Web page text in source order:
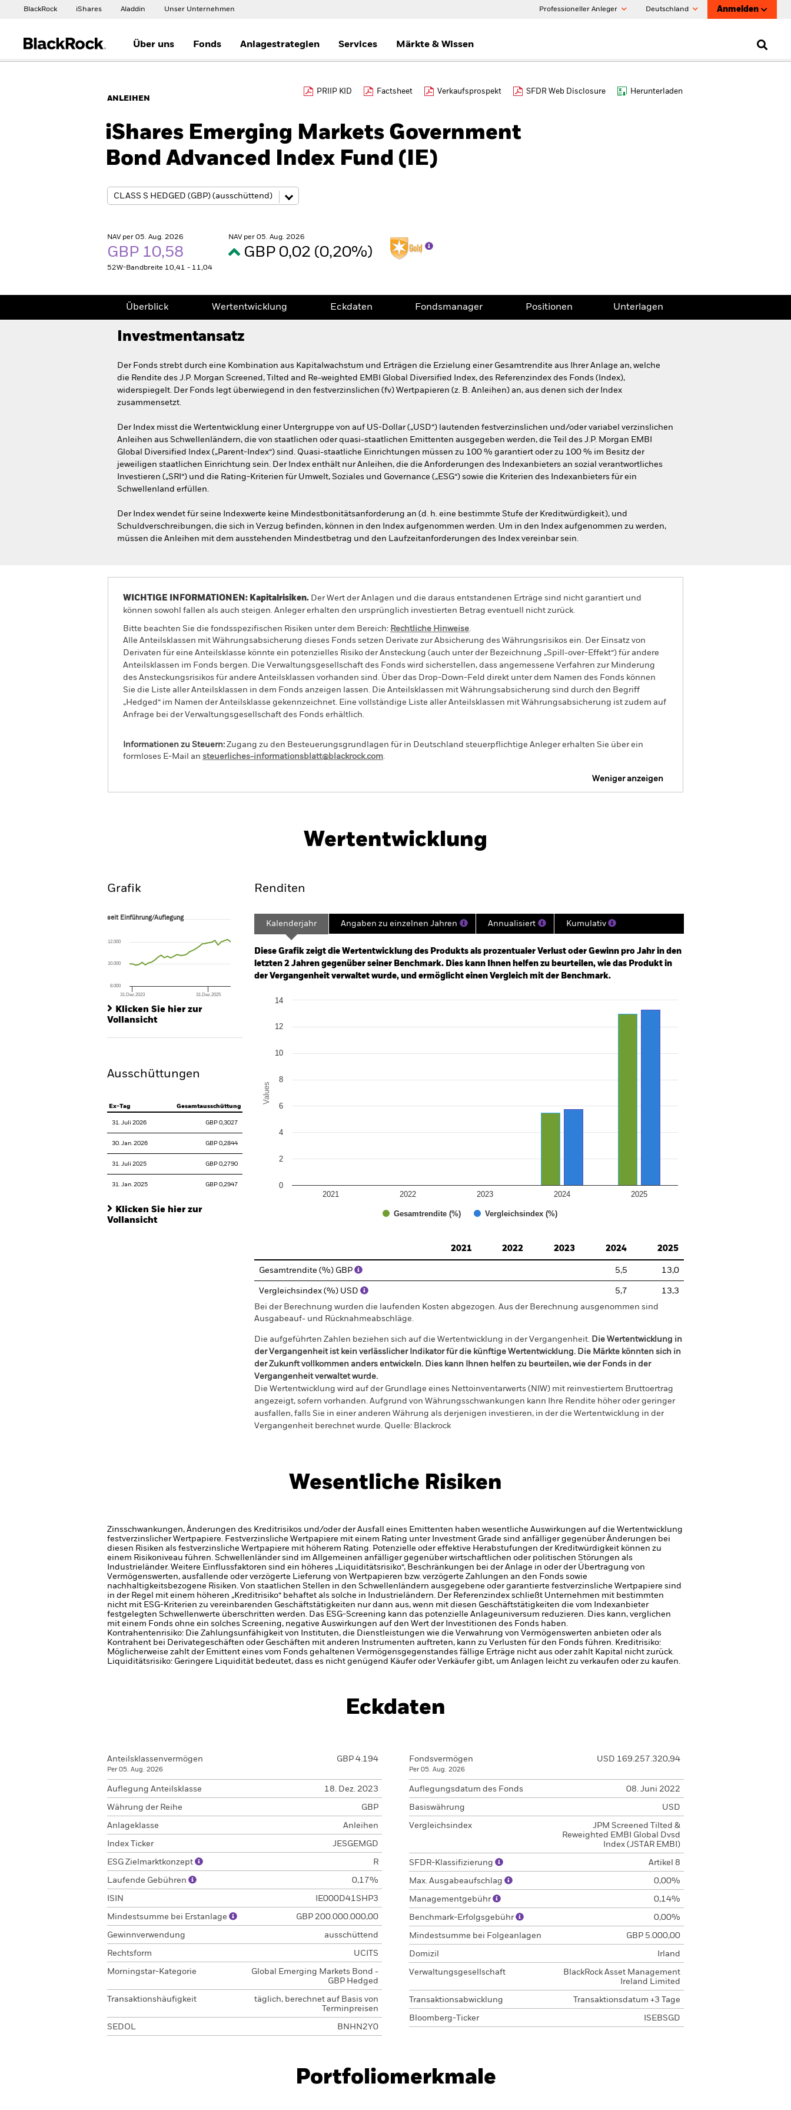
BlackRock iShares Aladdin Unser Unternehmen Professioneller Anleger Deutschland Anmelden
Über uns Fonds Anlagestrategien Services Märkte & Wissen
ANLEIHEN
PRIIP KID Factsheet Verkaufsprospekt SFDR Web Disclosure Herunterladen
iShares Emerging Markets Government
Bond Advanced Index Fund (IE)
NAV per 05. Aug. 2026
GBP 10,58
52W-Bandbreite 10,41 - 11,04
NAV per 05. Aug. 2026
GBP 0,02 (0,20%)
Überblick Wertentwicklung Eckdaten Fondsmanager Positionen Unterlagen
Investmentansatz
Der Fonds strebt durch eine Kombination aus Kapitalwachstum und Erträgen die Erzielung einer Gesamtrendite aus Ihrer Anlage an, welche
die Rendite des J.P. Morgan Screened, Tilted and Re-weighted EMBI Global Diversified Index, des Referenzindex des Fonds (Index),
widerspiegelt. Der Fonds legt überwiegend in den festverzinslichen (fv) Wertpapieren (z. B. Anleihen) an, aus denen sich der Index
zusammensetzt.
Der Index misst die Wertentwicklung einer Untergruppe von auf US-Dollar („USD“) lautenden festverzinslichen und/oder variabel verzinslichen
Anleihen aus Schwellenländern, die von staatlichen oder quasi-staatlichen Emittenten ausgegeben werden, die Teil des J.P. Morgan EMBI
Global Diversified Index („Parent-Index“) sind. Quasi-staatliche Einrichtungen müssen zu 100 % garantiert oder zu 100 % im Besitz der
jeweiligen staatlichen Einrichtung sein. Der Index enthält nur Anleihen, die die Anforderungen des Indexanbieters an sozial verantwortliches
Investieren („SRI“) und die Rating-Kriterien für Umwelt, Soziales und Governance („ESG“) sowie die Kriterien des Indexanbieters für ein
Schwellenland erfüllen.
Der Index wendet für seine Indexwerte keine Mindestbonitätsanforderung an (d. h. eine bestimmte Stufe der Kreditwürdigkeit), und
Schuldverschreibungen, die sich in Verzug befinden, können in den Index aufgenommen werden. Um in den Index aufgenommen zu werden,
müssen die Anleihen mit dem ausstehenden Mindestbetrag und den Laufzeitanforderungen des Index vereinbar sein.
WICHTIGE INFORMATIONEN: Kapitalrisiken. Der Wert der Anlagen und die daraus entstandenen Erträge sind nicht garantiert und
können sowohl fallen als auch steigen. Anleger erhalten den ursprünglich investierten Betrag eventuell nicht zurück.
Bitte beachten Sie die fondsspezifischen Risiken unter dem Bereich: Rechtliche Hinweise.
Alle Anteilsklassen mit Währungsabsicherung dieses Fonds setzen Derivate zur Absicherung des Währungsrisikos ein. Der Einsatz von
Derivaten für eine Anteilsklasse könnte ein potenzielles Risiko der Ansteckung (auch unter der Bezeichnung „Spill-over-Effekt“) für andere
Anteilsklassen im Fonds bergen. Die Verwaltungsgesellschaft des Fonds wird sicherstellen, dass angemessene Verfahren zur Minderung
des Ansteckungsrisikos für andere Anteilsklassen vorhanden sind. Über das Drop-Down-Feld direkt unter dem Namen des Fonds können
Sie die Liste aller Anteilsklassen in dem Fonds anzeigen lassen. Die Anteilsklassen mit Währungsabsicherung sind durch den Begriff
„Hedged“ im Namen der Anteilsklasse gekennzeichnet. Eine vollständige Liste aller Anteilsklassen mit Währungsabsicherung ist zudem auf
Anfrage bei der Verwaltungsgesellschaft des Fonds erhältlich.
Informationen zu Steuern: Zugang zu den Besteuerungsgrundlagen für in Deutschland steuerpflichtige Anleger erhalten Sie über ein
formloses E-Mail an steuerliches-informationsblatt@blackrock.com.
Weniger anzeigen
SFDR Web Disclosure
Wertentwicklung
Grafik
seit Einführung/Auflegung
The chart has 1 X axis displaying Time. Range: 2023-11-30 00:00:00 to 2026-07-31 00:00:00.
The chart has 1 Y axis displaying values. Range: -20 to 40.
seit Einführung/Auflegung
31.Dez.2023 31.Dez.2025
8.000
10.000
12.000
Klicken Sie hier zur
Vollansicht
Ausschüttungen
Ex-Tag Gesamtausschüttung
31. Juli 2026 GBP 0,3027
30. Jan. 2026 GBP 0,2844
31. Juli 2025 GBP 0,2790
31. Jan. 2025 GBP 0,2947
Klicken Sie hier zur
Vollansicht
Renditen
Kalenderjahr Angaben zu einzelnen Jahren Annualisiert Kumulativ
Diese Grafik zeigt die Wertentwicklung des Produkts als prozentualer Verlust oder Gewinn pro Jahr in den
letzten 2 Jahren gegenüber seiner Benchmark. Dies kann Ihnen helfen zu beurteilen, wie das Produkt in
der Vergangenheit verwaltet wurde, und ermöglicht einen Vergleich mit der Benchmark.
Chart
Bar chart with 2 data series.
The chart has 1 Y axis displaying Values. Range: 0 to 14.
Values
Gesamtrendite (%) Vergleichsindex (%)
2021 2022 2023 2024 2025
0
2
4
6
8
10
12
14
2021
2022 2023 2024 2025
Gesamtrendite (%) GBP 5,5 13,0
Vergleichsindex (%) USD 5,7
13,3
Bei der Berechnung wurden die laufenden Kosten abgezogen. Aus der Berechnung ausgenommen sind
Ausgabeauf- und Rücknahmeabschläge.
Die aufgeführten Zahlen beziehen sich auf die Wertentwicklung in der Vergangenheit. Die Wertentwicklung in
der Vergangenheit ist kein verlässlicher Indikator für die künftige Wertentwicklung. Die Märkte könnten sich in
der Zukunft vollkommen anders entwickeln. Dies kann Ihnen helfen zu beurteilen, wie der Fonds in der
Vergangenheit verwaltet wurde.
Die Wertentwicklung wird auf der Grundlage eines Nettoinventarwerts (NIW) mit reinvestiertem Bruttoertrag
angezeigt, sofern vorhanden. Aufgrund von Währungsschwankungen kann Ihre Rendite höher oder geringer
ausfallen, falls Sie in einer anderen Währung als derjenigen investieren, in der die Wertentwicklung in der
Vergangenheit berechnet wurde. Quelle: Blackrock
Wesentliche Risiken
Zinsschwankungen, Änderungen des Kreditrisikos und/oder der Ausfall eines Emittenten haben wesentliche Auswirkungen auf die Wertentwicklung
festverzinslicher Wertpapiere. Festverzinsliche Wertpapiere mit einem Rating unter Investment Grade sind anfälliger gegenüber Änderungen bei
diesen Risiken als festverzinsliche Wertpapiere mit höherem Rating. Potenzielle oder effektive Herabstufungen der Kreditwürdigkeit können zu
einem Risikoniveau führen. Schwellenländer sind im Allgemeinen anfälliger gegenüber wirtschaftlichen oder politischen Störungen als
Industrieländer. Weitere Einflussfaktoren sind ein höheres „Liquiditätsrisiko“, Beschränkungen bei der Anlage in oder der Übertragung von
Vermögenswerten, ausfallende oder verzögerte Lieferung von Wertpapieren bzw. verzögerte Zahlungen an den Fonds sowie
nachhaltigkeitsbezogene Risiken. Von staatlichen Stellen in den Schwellenländern ausgegebene oder garantierte festverzinsliche Wertpapiere sind
in der Regel mit einem höheren „Kreditrisiko“ behaftet als solche in Industrieländern. Der Referenzindex schließt Unternehmen mit bestimmten
nicht mit ESG-Kriterien zu vereinbarenden Geschäftstätigkeiten nur dann aus, wenn mit diesen Geschäftstätigkeiten die vom Indexanbieter
festgelegten Schwellenwerte überschritten werden. Das ESG-Screening kann das potenzielle Anlageuniversum reduzieren. Dies kann, verglichen
mit einem Fonds ohne ein solches Screening, negative Auswirkungen auf den Wert der Investitionen des Fonds haben.
Kontrahentenrisiko: Die Zahlungsunfähigkeit von Instituten, die Dienstleistungen wie die Verwahrung von Vermögenswerten anbieten oder als
Kontrahent bei Derivategeschäften oder Geschäften mit anderen Instrumenten auftreten, kann zu Verlusten für den Fonds führen. Kreditrisiko:
Möglicherweise zahlt der Emittent eines vom Fonds gehaltenen Vermögensgegenstandes fällige Erträge nicht aus oder zahlt Kapital nicht zurück.
Liquiditätsrisiko: Geringere Liquidität bedeutet, dass es nicht genügend Käufer oder Verkäufer gibt, um Anlagen leicht zu verkaufen oder zu kaufen.
Eckdaten
Anteilsklassenvermögen
Per 05. Aug. 2026
GBP 4.194
Auflegung Anteilsklasse 18. Dez. 2023
Währung der Reihe GBP
Anlageklasse Anleihen
Index Ticker JESGEMGD
ESG Zielmarktkonzept R
Laufende Gebühren 0,17%
ISIN IE000D41SHP3
Mindestsumme bei Erstanlage GBP 200.000.000,00
Gewinnverwendung ausschüttend
Rechtsform UCITS
Morningstar-Kategorie
Global Emerging Markets Bond -
GBP Hedged
Transaktionshäufigkeit
täglich, berechnet auf Basis von
Terminpreisen
SEDOL BNHN2Y0
Fondsvermögen
Per 05. Aug. 2026
USD 169.257.320,94
Auflegungsdatum des Fonds 08. Juni 2022
Basiswährung USD
Vergleichsindex
JPM Screened Tilted &
Reweighted EMBI Global Dvsd
Index (JSTAR EMBI)
SFDR-Klassifizierung Artikel 8
Max. Ausgabeaufschlag 0,00%
Managementgebühr 0,14%
Benchmark-Erfolgsgebühr 0,00%
Mindestsumme bei Folgeanlagen GBP 5.000,00
Domizil Irland
Verwaltungsgesellschaft
BlackRock Asset Management
Ireland Limited
Transaktionsabwicklung Transaktionsdatum +3 Tage
Bloomberg-Ticker ISEBSGD
Portfoliomerkmale